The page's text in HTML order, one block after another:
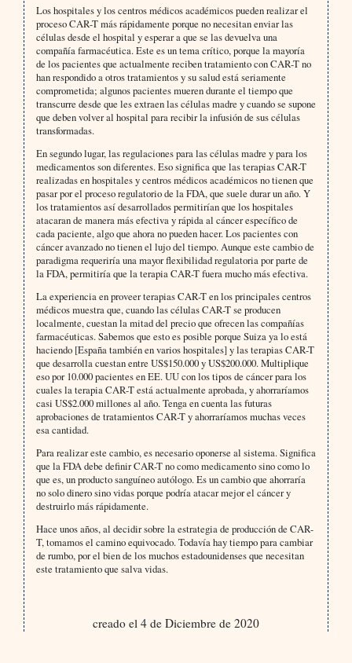
Los hospitales y los centros médicos académicos pueden realizar el
proceso CAR-T más rápidamente porque no necesitan enviar las
células desde el hospital y esperar a que se las devuelva una
compañía farmacéutica. Este es un tema crítico, porque la mayoría
de los pacientes que actualmente reciben tratamiento con CAR-T no
han respondido a otros tratamientos y su salud está seriamente
comprometida; algunos pacientes mueren durante el tiempo que
transcurre desde que les extraen las células madre y cuando se supone
que deben volver al hospital para recibir la infusión de sus células
transformadas.
En segundo lugar, las regulaciones para las células madre y para los
medicamentos son diferentes. Eso significa que las terapias CAR-T
realizadas en hospitales y centros médicos académicos no tienen que
pasar por el proceso regulatorio de la FDA, que suele durar un año. Y
los tratamientos así desarrollados permitirían que los hospitales
atacaran de manera más efectiva y rápida al cáncer específico de
cada paciente, algo que ahora no pueden hacer. Los pacientes con
cáncer avanzado no tienen el lujo del tiempo. Aunque este cambio de
paradigma requeriría una mayor flexibilidad regulatoria por parte de
la FDA, permitiría que la terapia CAR-T fuera mucho más efectiva.
La experiencia en proveer terapias CAR-T en los principales centros
médicos muestra que, cuando las células CAR-T se producen
localmente, cuestan la mitad del precio que ofrecen las compañías
farmacéuticas. Sabemos que esto es posible porque Suiza ya lo está
haciendo [España también en varios hospitales] y las terapias CAR-T
que desarrolla cuestan entre US$150.000 y US$200.000. Multiplique
eso por 10.000 pacientes en EE. UU con los tipos de cáncer para los
cuales la terapia CAR-T está actualmente aprobada, y ahorraríamos
casi US$2.000 millones al año. Tenga en cuenta las futuras
aprobaciones de tratamientos CAR-T y ahorraríamos muchas veces
esa cantidad.
Para realizar este cambio, es necesario oponerse al sistema. Significa
que la FDA debe definir CAR-T no como medicamento sino como lo
que es, un producto sanguíneo autólogo. Es un cambio que ahorraría
no solo dinero sino vidas porque podría atacar mejor el cáncer y
destruirlo más rápidamente.
Hace unos años, al decidir sobre la estrategia de producción de CAR-
T, tomamos el camino equivocado. Todavía hay tiempo para cambiar
de rumbo, por el bien de los muchos estadounidenses que necesitan
este tratamiento que salva vidas.
creado el 4 de Diciembre de 2020